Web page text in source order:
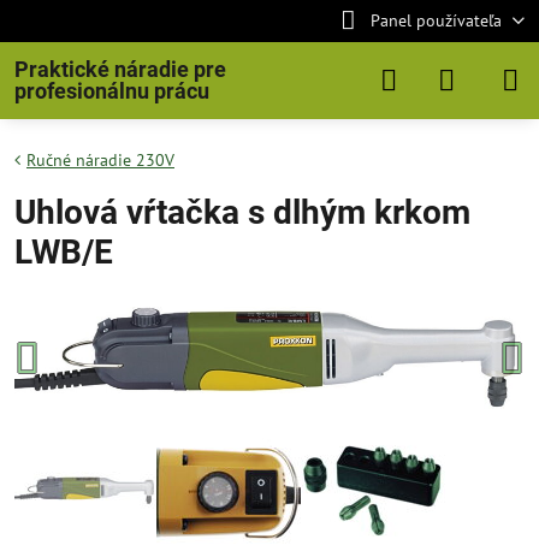
Panel používateľa
Praktické náradie pre
profesionálnu prácu
Ručné náradie 230V
Uhlová vŕtačka s dlhým krkom
LWB/E